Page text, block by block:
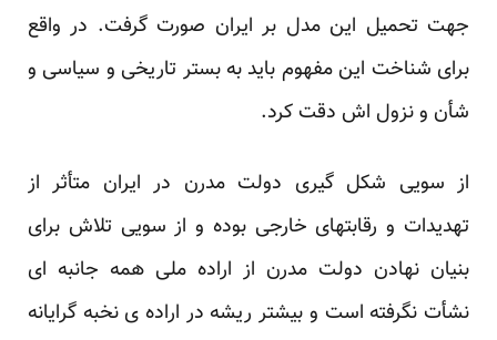
جهت تحمیل این مدل بر ایران صورت گرفت. در واقع
برای شناخت این مفهوم باید به بستر تاریخی و سیاسی و
شأن و نزول اش دقت کرد.
از سویی شکل گیری دولت مدرن در ایران متأثر از
تهدیدات و رقابتهای خارجی بوده و از سویی تلاش برای
بنیان نهادن دولت مدرن از اراده ملی همه جانبه ای
نشأت نگرفته است و بیشتر ریشه در اراده ی نخبه گرایانه